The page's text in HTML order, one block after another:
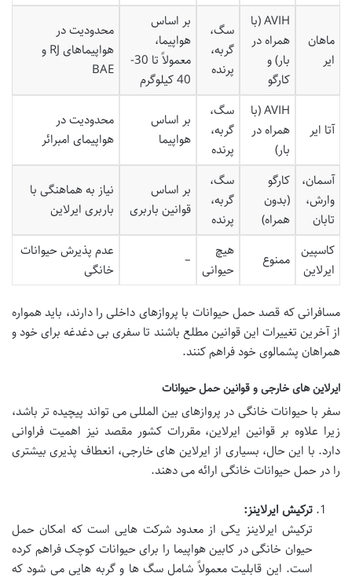
ماهان
ایر
AVIH (با
همراه در
بار) و
کارگو
سگ،
گربه،
پرنده
بر اساس
هواپیما،
معمولاً تا 30-
40 کیلوگرم
محدودیت در
هواپیماهای RJ و
BAE
آتا ایر
AVIH (با
همراه در
بار)
سگ،
گربه،
پرنده
بر اساس
هواپیما
محدودیت در
هواپیمای امبرائر
آسمان،
وارش،
تابان
کارگو
(بدون
همراه)
سگ،
گربه،
پرنده
بر اساس
قوانین باربری
نیاز به هماهنگی با
باربری ایرلاین
کاسپین
ایرلاین
ممنوع
هیچ
حیوانی
–
عدم پذیرش حیوانات
خانگی
مسافرانی که قصدحمل حیوانات با پروازهای داخلی را دارند، باید همواره
از آخرین تغییرات این قوانین مطلع باشند تا سفری بی دغدغه برای خود و
همراهان پشمالوی خود فراهم کنند.
ایرلاین های خارجی و قوانین حمل حیوانات
سفر با حیوانات خانگی در پروازهای بین المللی می تواند پیچیده تر باشد،
زیرا علاوه بر قوانین ایرلاین، مقررات کشور مقصد نیز اهمیت فراوانی
دارد. با این حال، بسیاری از ایرلاین های خارجی، انعطاف پذیری بیشتری
را در حمل حیوانات خانگی ارائه می دهند.
ترکیش ایرلاینز:
ترکیش ایرلاینز یکی از معدود شرکت هایی است که امکان حمل
حیوان خانگی در کابین هواپیما را برای حیوانات کوچک فراهم کرده
است. این قابلیت معمولاً شامل سگ ها و گربه هایی می شود که